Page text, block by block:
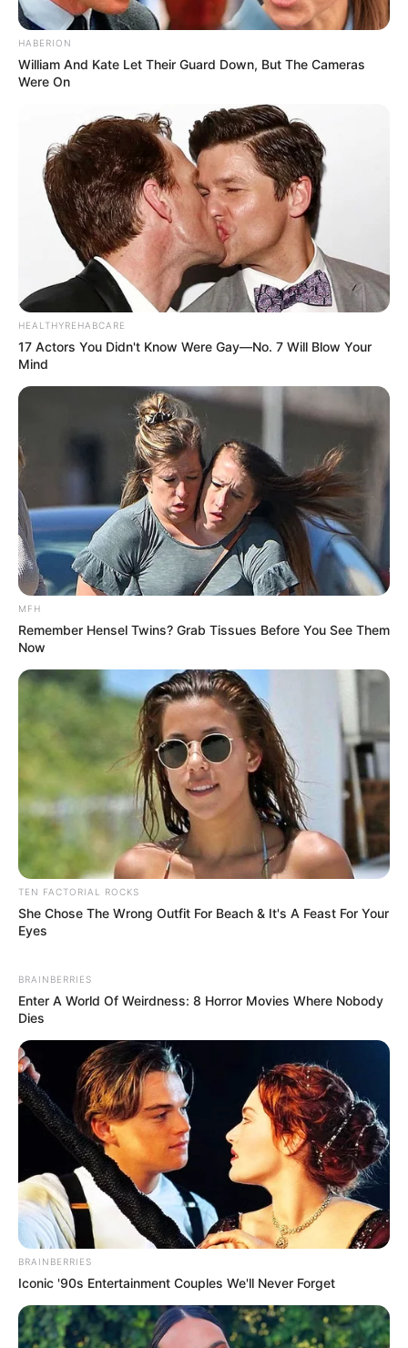
HABERION
William And Kate Let Their Guard Down, But The Cameras
Were On
HEALTHYREHABCARE
17 Actors You Didn't Know Were Gay—No. 7 Will Blow Your
Mind
MFH
Remember Hensel Twins? Grab Tissues Before You See Them
Now
TEN FACTORIAL ROCKS
She Chose The Wrong Outfit For Beach & It's A Feast For Your
Eyes
BRAINBERRIES
Enter A World Of Weirdness: 8 Horror Movies Where Nobody
Dies
BRAINBERRIES
Iconic '90s Entertainment Couples We'll Never Forget